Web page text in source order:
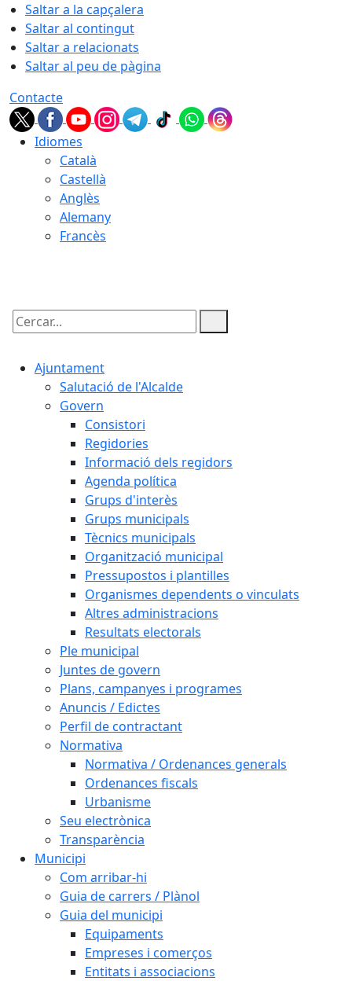
Saltar a la capçalera
Saltar al contingut
Saltar a relacionats
Saltar al peu de pàgina
Contacte
Idiomes
Català
Castellà
Anglès
Alemany
Francès
Cercar:
Ajuntament
Salutació de l'Alcalde
Govern
Consistori
Regidories
Informació dels regidors
Agenda política
Grups d'interès
Grups municipals
Tècnics municipals
Organització municipal
Pressupostos i plantilles
Organismes dependents o vinculats
Altres administracions
Resultats electorals
Ple municipal
Juntes de govern
Plans, campanyes i programes
Anuncis / Edictes
Perfil de contractant
Normativa
Normativa / Ordenances generals
Ordenances fiscals
Urbanisme
Seu electrònica
Transparència
Municipi
Com arribar-hi
Guia de carrers / Plànol
Guia del municipi
Equipaments
Empreses i comerços
Entitats i associacions